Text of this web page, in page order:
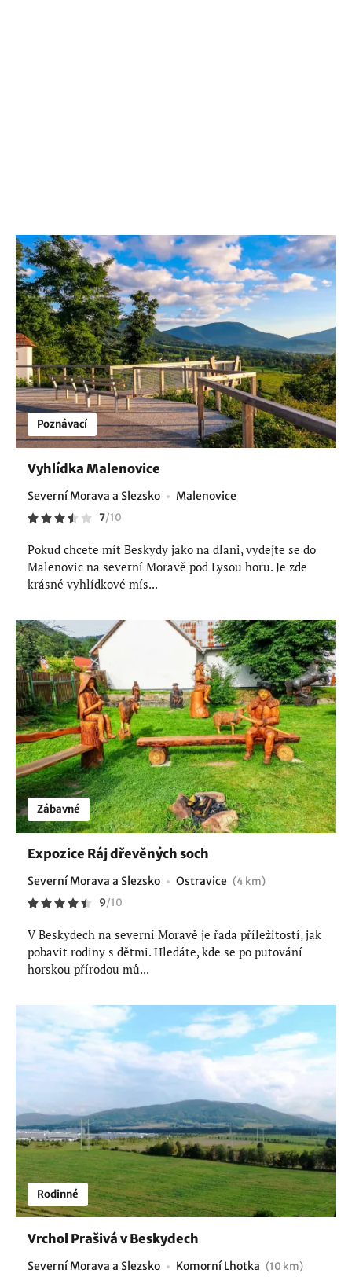
Poznávací
Vyhlídka Malenovice
Severní Morava a Slezsko Malenovice
7/10
Pokud chcete mít Beskydy jako na dlani, vydejte se do
Malenovic na severní Moravě pod Lysou horu. Je zde
krásné vyhlídkové mís...
Zábavné
Expozice Ráj dřevěných soch
Severní Morava a Slezsko Ostravice (4 km)
9/10
V Beskydech na severní Moravě je řada příležitostí, jak
pobavit rodiny s dětmi. Hledáte, kde se po putování
horskou přírodou mů...
Rodinné
Vrchol Prašivá v Beskydech
Severní Morava a Slezsko Komorní Lhotka (10 km)